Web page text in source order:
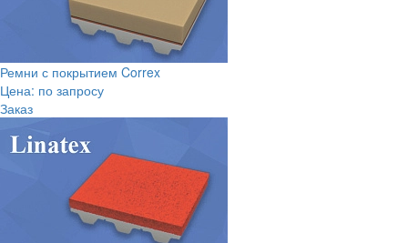
Ремни с покрытием Correx
Цена: по запросу
Заказ